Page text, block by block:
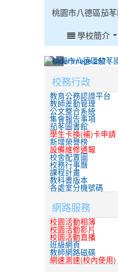
桃園市八德區茄
學校簡介
:::
校務行政
教育公務認證平台
教師差勤管理
公文整合系統
集會報告事項
茄苳圖書館
學生卡換(補)卡申請
新增榮譽榜
設備維修通報
校舍配置圖
校務行事曆
課程計畫
教科書版本
各處室分機號碼
網路服務
校園活動相簿
校園活動影片
校園活動直播
班級網頁
教師網路磁碟
網速測速(校內使用)